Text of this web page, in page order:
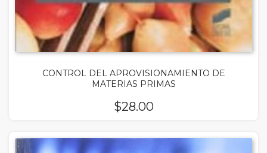
CONTROL DEL APROVISIONAMIENTO DE
MATERIAS PRIMAS
$28.00